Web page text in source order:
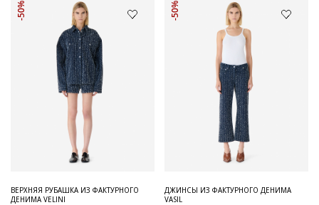
-50%
ВЕРХНЯЯ РУБАШКА ИЗ ФАКТУРНОГО
ДЕНИМА VELINI
-50%
ДЖИНСЫ ИЗ ФАКТУРНОГО ДЕНИМА
VASIL